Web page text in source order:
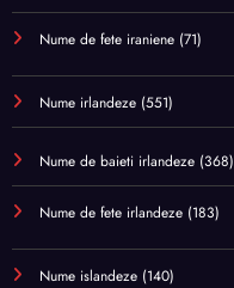
Nume de fete iraniene (71)
Nume irlandeze (551)
Nume de baieti irlandeze (368)
Nume de fete irlandeze (183)
Nume islandeze (140)